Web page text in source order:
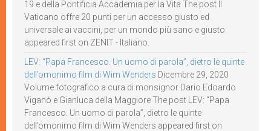
19 e della Pontificia Accademia per la Vita The post Il
Vaticano offre 20 punti per un accesso giusto ed
universale ai vaccini, per un mondo più sano e giusto
appeared first on ZENIT - Italiano.
LEV: “Papa Francesco. Un uomo di parola”, dietro le quinte
dell’omonimo film di Wim Wenders Dicembre 29, 2020
Volume fotografico a cura di monsignor Dario Edoardo
Viganò e Gianluca della Maggiore The post LEV: “Papa
Francesco. Un uomo di parola”, dietro le quinte
dell’omonimo film di Wim Wenders appeared first on